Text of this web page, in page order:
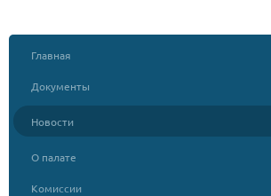
Главная
Документы
Новости
О палате
Комиссии